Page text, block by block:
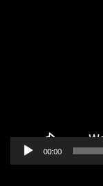
00:00